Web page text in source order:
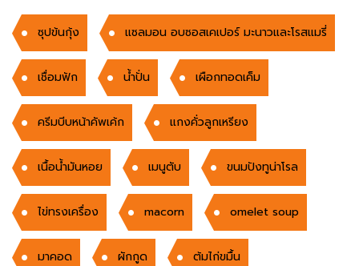
ซุปข้นกุ้ง แซลมอน อบซอสเคเปอร์ มะนาวและโรสแมรี่
เชื่อมฟัก นํ้าปั่น เผือกทอดเค็ม
ครีมบีบหน้าคัพเค้ก แกงคั่วลูกเหรียง
เนื้อนํ้ามันหอย เมนูตับ ขนมปังทูน่าโรล
ไข่ทรงเครื่อง macorn omelet soup
มาคอด ผักกูด ต้มไก่ขมื้น